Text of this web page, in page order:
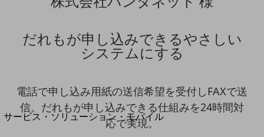
自治体・地域社会との共創
LGPF(Local Government Platform)
サービス・ソリューション・モバイル
サービス・ソリューションTOP
だれもが申し込みできるやさしい
システムにする
電話で申し込み用紙の送信希望を受付しFAXで送
信。だれもが申し込みできる仕組みを24時間対
応で実現。